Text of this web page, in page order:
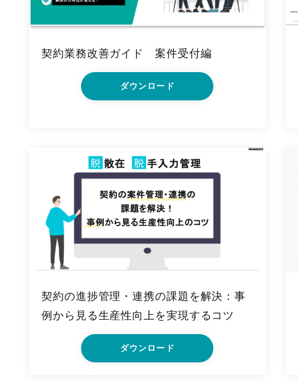
契約業務改善ガイド 案件受付編
ダウンロード
契約の進捗管理・連携の課題を解決：事
例から見る生産性向上を実現するコツ
ダウンロード